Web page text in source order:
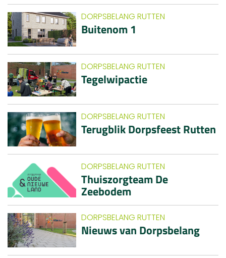
DORPSBELANG RUTTEN
Buitenom 1
DORPSBELANG RUTTEN
Tegelwipactie
DORPSBELANG RUTTEN
Terugblik Dorpsfeest Rutten
DORPSBELANG RUTTEN
Thuiszorgteam De
Zeebodem
DORPSBELANG RUTTEN
Nieuws van Dorpsbelang